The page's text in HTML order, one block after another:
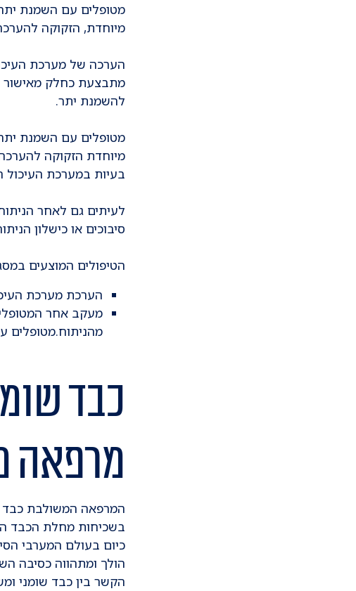
מטופלים עם השמנת
מיוחדת, הזקוקה
הערכה של מערכת
מתבצעת כחלק מאישור
להשמנת יתר.
מטופלים עם השמנת
מיוחדת הזקוקה
בעיות במערכת העיכול
לעיתים גם לאחר
סיבוכים או כישלון
הטיפולים המוצעים
הערכת מערכת
מעקב אחר
מהניתוח.מטופלים
כבד
מרפאה
​המרפאה המשולבת כבד
בשכיחות מחלת הכבד
​כיום בעולם המערבי
הולך ומתהווה כסיבה
הקשר בין כבד שומני